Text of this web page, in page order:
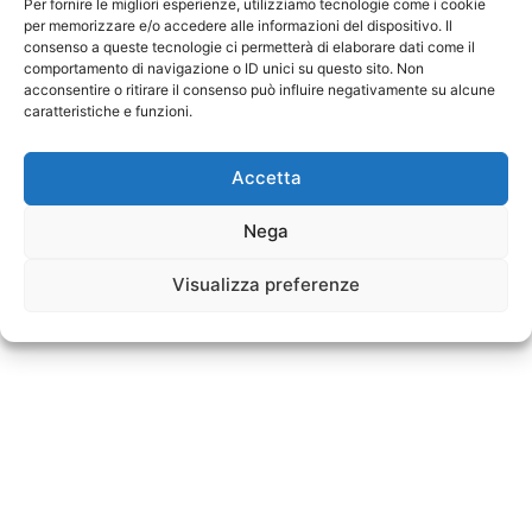
Per fornire le migliori esperienze, utilizziamo tecnologie come i cookie
per memorizzare e/o accedere alle informazioni del dispositivo. Il
consenso a queste tecnologie ci permetterà di elaborare dati come il
comportamento di navigazione o ID unici su questo sito. Non
acconsentire o ritirare il consenso può influire negativamente su alcune
caratteristiche e funzioni.
Accetta
Nega
Visualizza preferenze
attraverso isocial media .
Foto diMarkus Winkler daPixabay
Facebook Messenger
Telegram
LinkedIn Flipboard